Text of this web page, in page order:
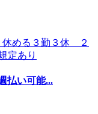
払い可能...